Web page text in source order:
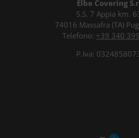
Elbe Covering
S.S. 7 Appia km.
74016 Massafra (TA)
Telefono: +39 340
P.Iva: